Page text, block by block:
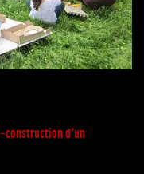
construction d’un